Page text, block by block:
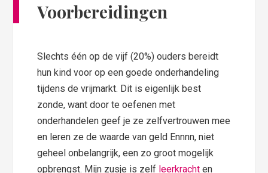
Voorbereidingen
Slechts één op de vijf (20%) ouders bereidt
hun kind voor op een goede onderhandeling
tijdens de vrijmarkt. Dit is eigenlijk best
zonde, want door te oefenen met
onderhandelen geef je ze zelfvertrouwen mee
en leren ze de waarde van geld Ennnn, niet
geheel onbelangrijk, een zo groot mogelijk
opbrengst. Mijn zusje is zelf leerkracht en